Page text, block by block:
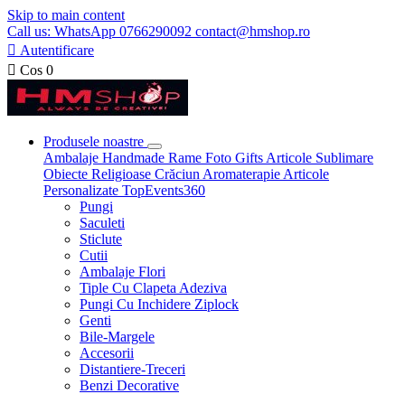
Skip to main content
Call us: WhatsApp 0766290092 contact@hmshop.ro
 Autentificare
 Cos 0
Produsele noastre
Ambalaje Handmade Rame Foto Gifts Articole Sublimare
Obiecte Religioase Crăciun Aromaterapie Articole
Personalizate TopEvents360
Pungi
Saculeti
Sticlute
Cutii
Ambalaje Flori
Tiple Cu Clapeta Adeziva
Pungi Cu Inchidere Ziplock
Genti
Bile-Margele
Accesorii
Distantiere-Treceri
Benzi Decorative